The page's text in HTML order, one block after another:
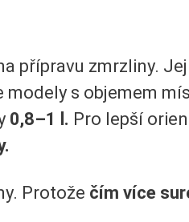
přípravu zmrzliny.
s objemem
0,8–1 l. Pro lepší
Protože čím více